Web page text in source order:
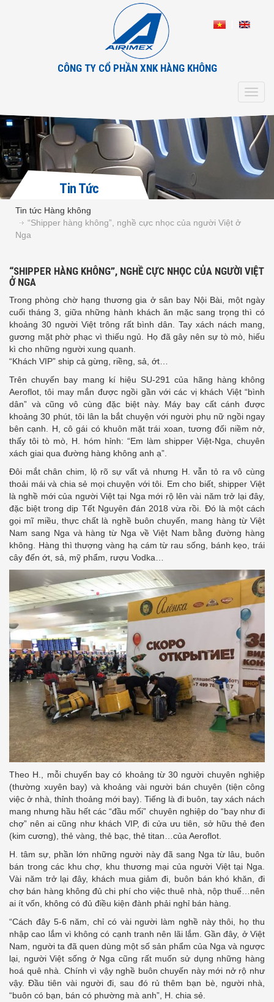
CÔNG TY CỔ PHẦN XNK HÀNG KHÔNG
Tin Tức
Tin tức Hàng không
“Shipper hàng không”, nghề cực nhọc của người Việt ở
Nga
“SHIPPER HÀNG KHÔNG”, NGHỀ CỰC NHỌC CỦA NGƯỜI VIỆT
Ở NGA
Trong phòng chờ hạng thương gia ở sân bay Nội Bài, một ngày
cuối tháng 3, giữa những hành khách ăn mặc sang trọng thì có
khoảng 30 người Việt trông rất bình dân. Tay xách nách mang,
gương mặt phờ phạc vì thiếu ngủ. Họ đã gây nên sự tò mò, hiếu
kì cho những người xung quanh.
“Khách VIP” ship cả gừng, riềng, sả, ớt…
Trên chuyến bay mang kí hiệu SU-291 của hãng hàng không
Aeroflot, tôi may mắn được ngồi gần với các vị khách Việt “bình
dân” và cũng vô cùng đặc biệt này. Máy bay cất cánh được
khoảng 30 phút, tôi lân la bắt chuyện với người phụ nữ ngồi ngay
bên cạnh. H, cô gái có khuôn mặt trái xoan, tương đối niềm nở,
thấy tôi tò mò, H. hóm hỉnh: “Em làm shipper Việt-Nga, chuyên
xách giai qua đường hàng không anh ạ”.
Đôi mắt chân chim, lộ rõ sự vất vả nhưng H. vẫn tỏ ra vô cùng
thoải mái và chia sẻ mọi chuyện với tôi. Em cho biết, shipper Việt
là nghề mới của người Việt tại Nga mới rộ lên vài năm trở lại đây,
đặc biệt trong dịp Tết Nguyên đán 2018 vừa rồi. Đó là một cách
gọi mĩ miều, thực chất là nghề buôn chuyến, mang hàng từ Việt
Nam sang Nga và hàng từ Nga về Việt Nam bằng đường hàng
không. Hàng thì thượng vàng hạ cám từ rau sống, bánh kẹo, trái
cây đến ớt, sả, mỹ phẩm, rượu Vodka…
Theo H., mỗi chuyến bay có khoảng từ 30 người chuyên nghiệp
(thường xuyên bay) và khoảng vài người bán chuyên (tiện công
việc ở nhà, thỉnh thoảng mới bay). Tiếng là đi buôn, tay xách nách
mang nhưng hầu hết các “đầu mối” chuyên nghiệp do “bay như đi
chợ” nên ai cũng như khách VIP, đi cửa ưu tiên, sở hữu thẻ đen
(kim cương), thẻ vàng, thẻ bạc, thẻ titan…của Aeroflot.
H. tâm sự, phần lớn những người này đã sang Nga từ lâu, buôn
bán trong các khu chợ, khu thương mại của người Việt tại Nga.
Vài năm trở lại đây, khách mua giảm đi, buôn bán khó khăn, đi
chợ bán hàng không đủ chi phí cho việc thuê nhà, nộp thuế…nên
ai ít vốn, không có đủ điều kiện đành phải nghỉ bán hàng.
“Cách đây 5-6 năm, chỉ có vài người làm nghề này thôi, họ thu
nhập cao lắm vì không có cạnh tranh nên lãi lắm. Gần đây, ở Việt
Nam, người ta đã quen dùng một số sản phẩm của Nga và ngược
lại, người Việt sống ở Nga cũng rất muốn sử dụng những hàng
hoá quê nhà. Chính vì vậy nghề buôn chuyến này mới nở rộ như
vậy. Đầu tiên vài người đi, sau đó rủ thêm bạn bè, người nhà,
“buôn có bạn, bán có phường mà anh”, H. chia sẻ.